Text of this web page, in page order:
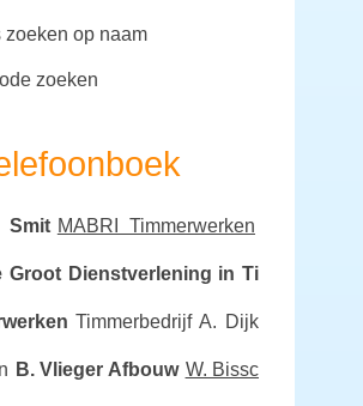
zoeken op naam
zoeken
Smit MABRI Timmerwerken
Groot Dienstverlening in Ti
Timmerbedrijf A. Dijk
B. Vlieger Afbouw W. Bissc